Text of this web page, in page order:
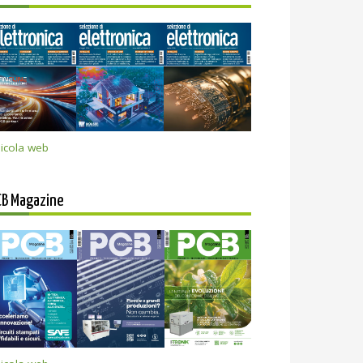
web
Magazine